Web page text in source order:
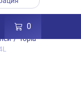
0
/ Topla